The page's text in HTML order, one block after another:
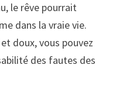
le rêve pourrait
dans la vraie vie.
doux, vous pouvez
des fautes des